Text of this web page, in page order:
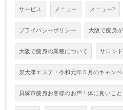
サービス メニュー メニュー2
プライバシーポリシー 大阪で痩身
大阪で痩身の業種について サロン
泉大津エステ！令和元年５月のキャンペ
貝塚市痩身お客様のお声！体に良いこ